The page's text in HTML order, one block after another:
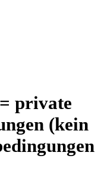
private
(kein